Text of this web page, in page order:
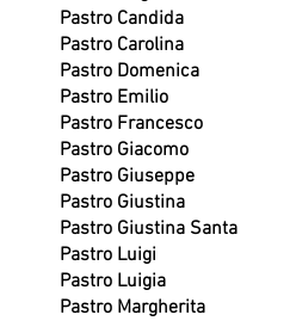
Pastro Candida
Pastro Carolina
Pastro Domenica
Pastro Emilio
Pastro Francesco
Pastro Giacomo
Pastro Giuseppe
Pastro Giustina
Pastro Giustina Santa
Pastro Luigi
Pastro Luigia
Pastro Margherita